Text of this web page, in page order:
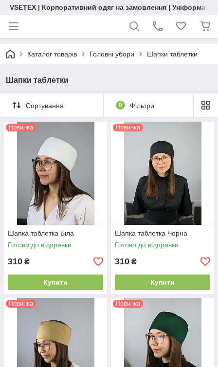
VSETEX | Корпоративний одяг на замовлення | Уніформа |
Каталог товарів Головні убори Шапки таблетки
Шапки таблетки
Сортування 0 Фільтри
Новинка
Шапка таблетка Біла
Готово до відправки
310 ₴
Купити
Новинка
Шапка таблетка Чорна
Готово до відправки
310 ₴
Купити
Новинка Новинка